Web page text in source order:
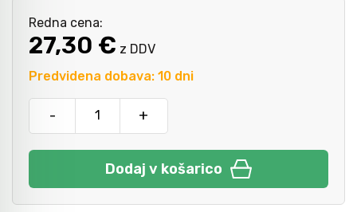
Predvidena dobava: 10 dni
Redna cena:
27,30 € z DDV
- +
Dodaj v košarico
Škarje, noži in žage
Zaščitna oprema
Svetila